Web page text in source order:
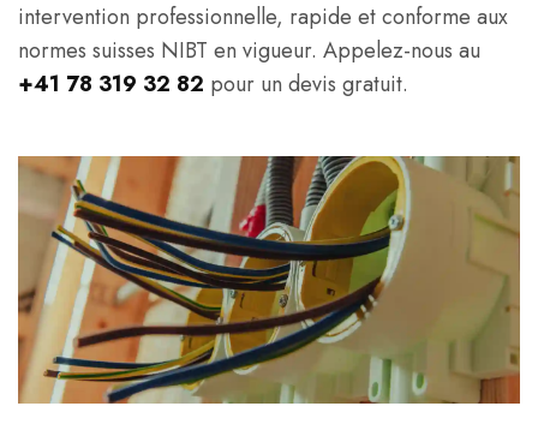
intervention professionnelle, rapide et conforme aux
normes suisses NIBT en vigueur. Appelez-nous au
+41 78 319 32 82 pour un devis gratuit.